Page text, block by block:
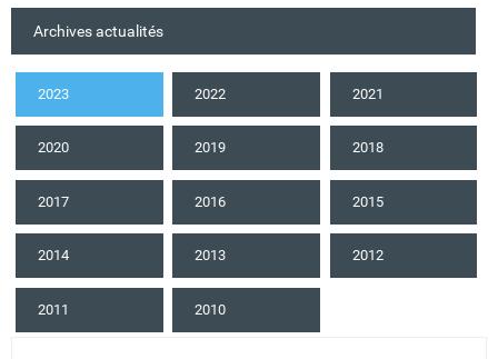
Archives actualités
2023 2022 2021
2020 2019 2018
2017 2016 2015
2014 2013 2012
2011 2010